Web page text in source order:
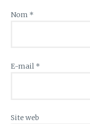
Nom *
E-mail *
Site web